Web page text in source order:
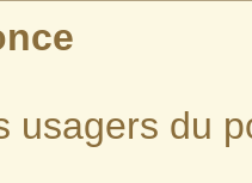
usagers du